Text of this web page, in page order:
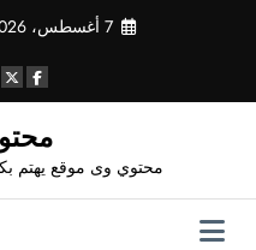
7 أغسطس، 2026
محتوي وى موقع يهتم